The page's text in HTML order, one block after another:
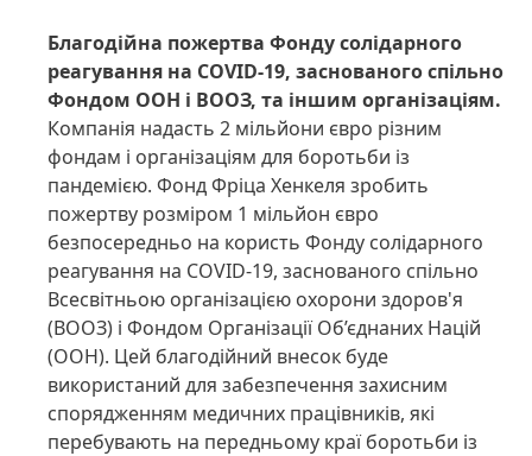
Благодійна пожертва Фонду солідарного
реагування на COVID-19, заснованого спільно
Фондом ООН і ВООЗ, та іншим організаціям.
Компанія надасть 2 мільйони євро різним
фондам і організаціям для боротьби із
пандемією. Фонд Фріца Хенкеля зробить
пожертву розміром 1 мільйон євро
безпосередньо на користь Фонду солідарного
реагування на COVID-19, заснованого спільно
Всесвітньою організацією охорони здоров'я
(ВООЗ) і Фондом Організації Об’єднаних Націй
(ООН). Цей благодійний внесок буде
використаний для забезпечення захисним
спорядженням медичних працівників, які
перебувають на передньому краї боротьби із